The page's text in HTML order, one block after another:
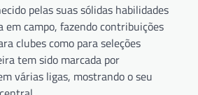
pelas suas sólidas habilidades
em campo, fazendo contribuições
clubes como para seleções
tem sido marcada por
várias ligas, mostrando o seu